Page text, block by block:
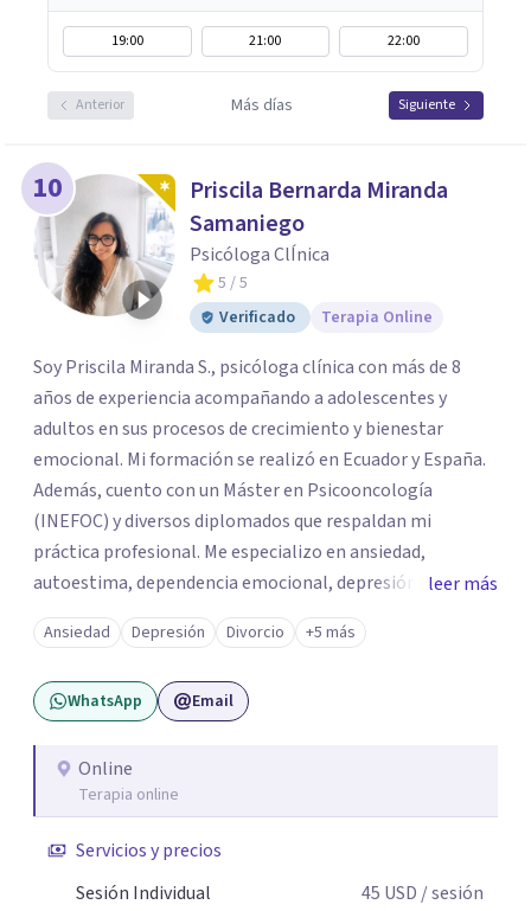
19:00 21:00 22:00
Anterior Más días Siguiente
10
Priscila Bernarda Miranda
Samaniego
Psicóloga ClÍnica
5 / 5
Verificado
Terapia Online
Soy Priscila Miranda S., psicóloga clínica con más de 8
años de experiencia acompañando a adolescentes y
adultos en sus procesos de crecimiento y bienestar
emocional. Mi formación se realizó en Ecuador y España.
Además, cuento con un Máster en Psicooncología
(INEFOC) y diversos diplomados que respaldan mi
práctica profesional. Me especializo en ansiedad,
autoestima, dependencia emocional, depresión,
desarrollo personal, prevención del suicidio, crisis vitales
y terapia de pareja, siempre con un enfoque humano,
ético y personalizado. Toda la atención es 100% online,
lo que te permite: Recibir terapia desde la comodidad y
acompañamiento profesional sin importar en qué lugar
te encuentres.
leer más
Ansiedad Depresión Divorcio +5 más
WhatsApp Email
Online
Terapia online
Servicios y precios
Sesión Individual
45 USD / sesión